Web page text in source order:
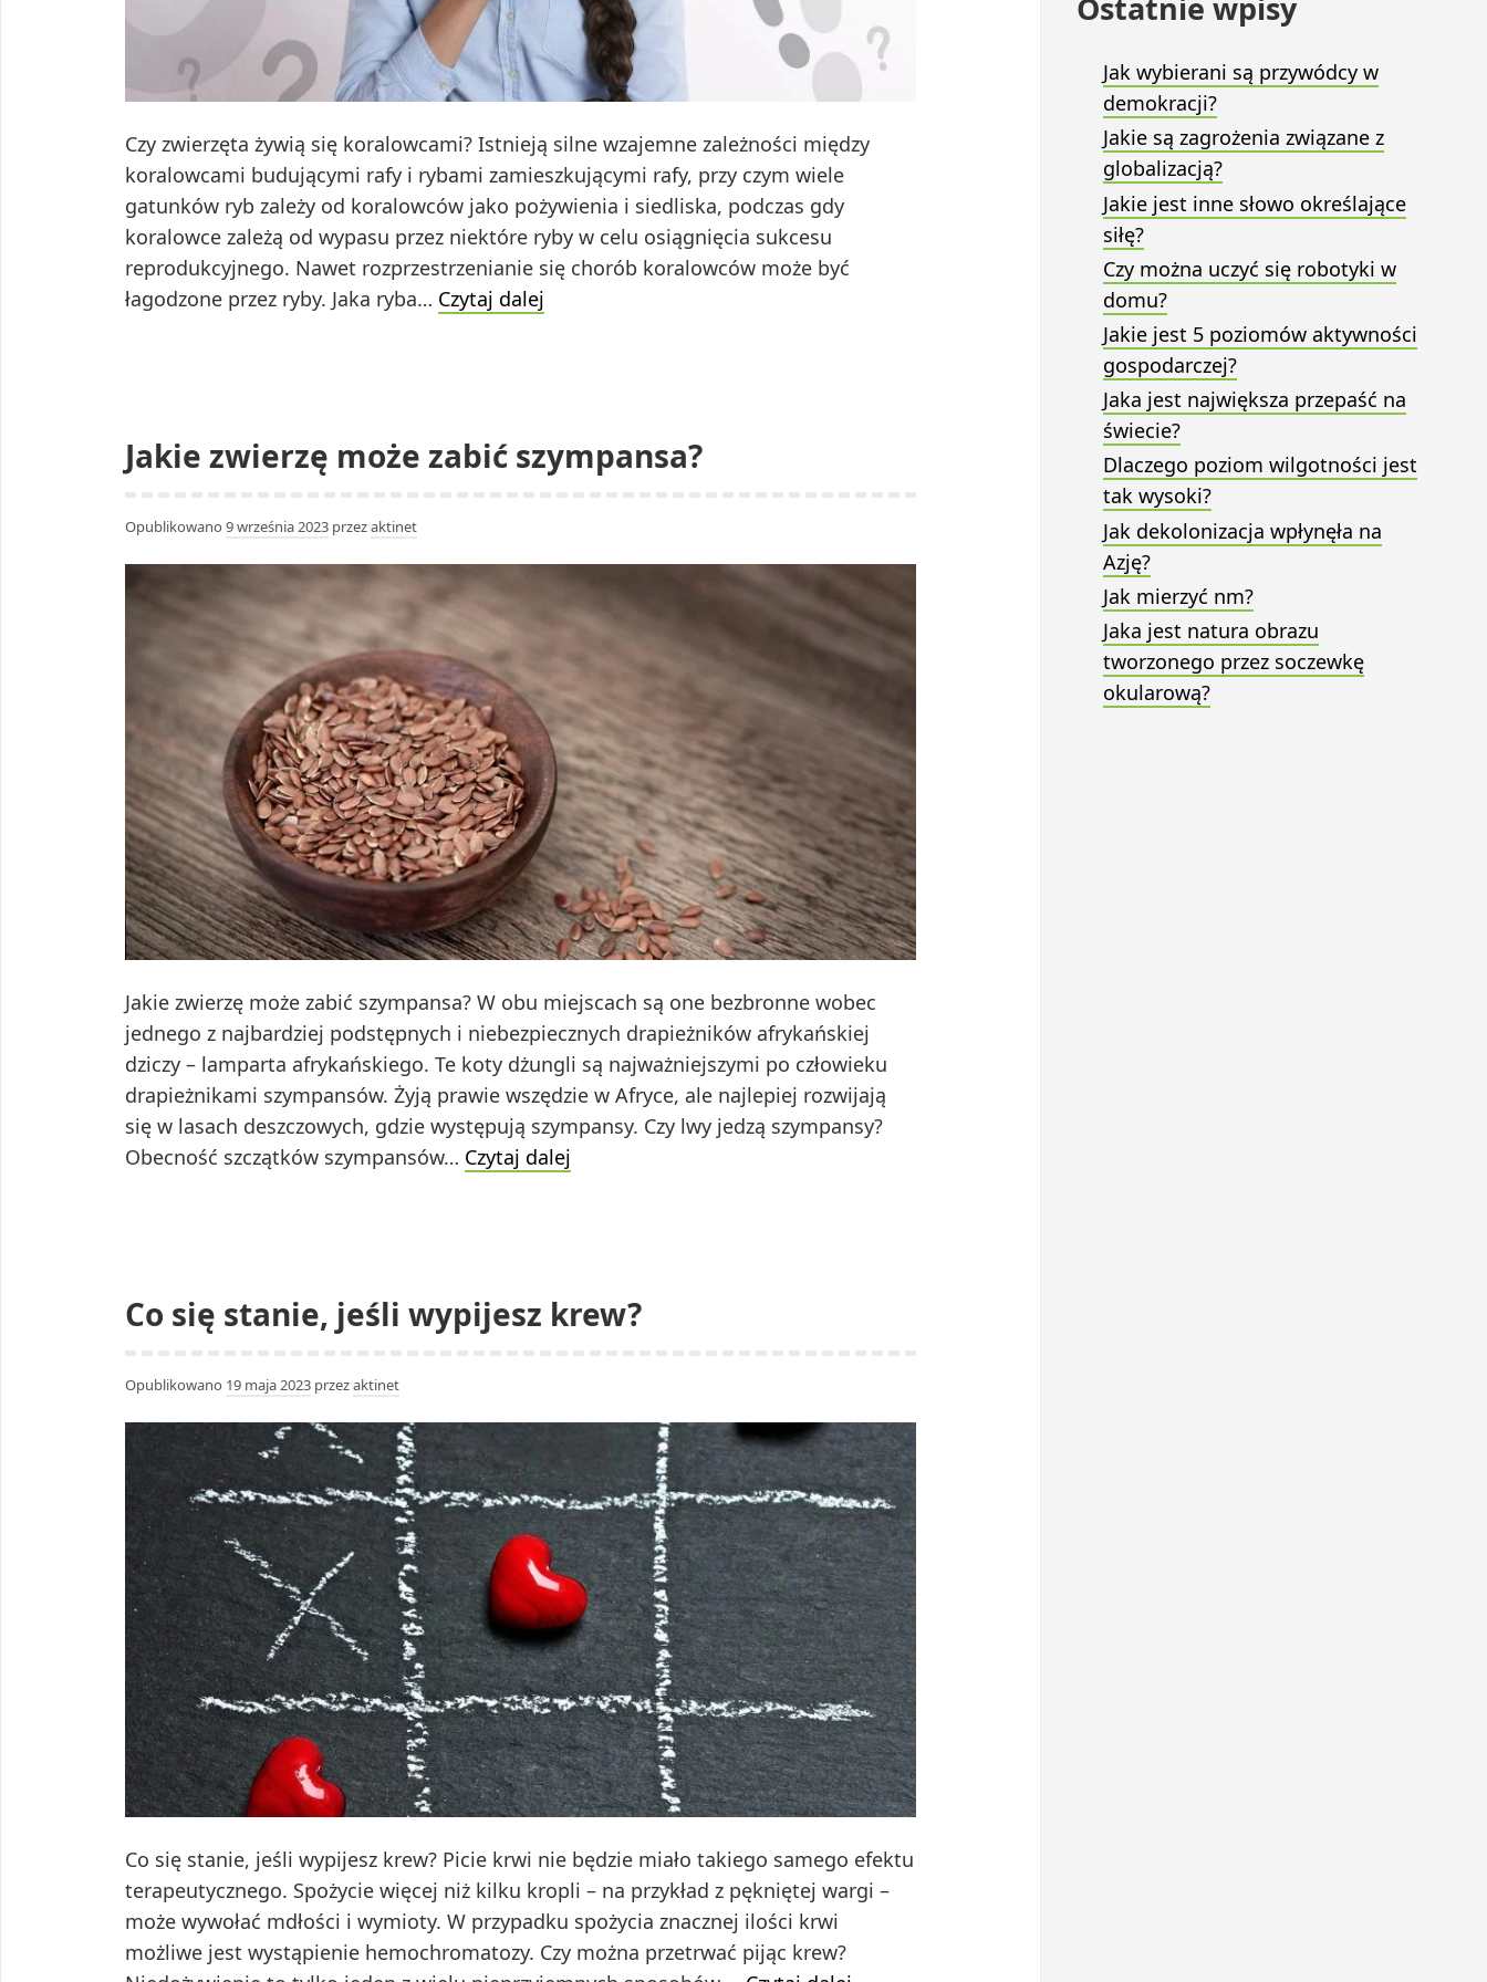
Czy zwierzęta żywią się koralowcami? Istnieją silne wzajemne zależności między
koralowcami budującymi rafy i rybami zamieszkującymi rafy, przy czym wiele
gatunków ryb zależy od koralowców jako pożywienia i siedliska, podczas gdy
koralowce zależą od wypasu przez niektóre ryby w celu osiągnięcia sukcesu
reprodukcyjnego. Nawet rozprzestrzenianie się chorób koralowców może być
łagodzone przez ryby. Jaka ryba… Czytaj dalej
Jakie zwierzę może zabić szympansa?
Opublikowano 9 września 2023 przezaktinet
Jakie zwierzę może zabić szympansa? W obu miejscach są one bezbronne wobec
jednego z najbardziej podstępnych i niebezpiecznych drapieżników afrykańskiej
dziczy – lamparta afrykańskiego. Te koty dżungli są najważniejszymi po człowieku
drapieżnikami szympansów. Żyją prawie wszędzie w Afryce, ale najlepiej rozwijają
się w lasach deszczowych, gdzie występują szympansy. Czy lwy jedzą szympansy?
Obecność szczątków szympansów… Czytaj dalej
Co się stanie, jeśli wypijesz krew?
Opublikowano 19 maja 2023 przezaktinet
Co się stanie, jeśli wypijesz krew? Picie krwi nie będzie miało takiego samego efektu
terapeutycznego. Spożycie więcej niż kilku kropli – na przykład z pękniętej wargi –
może wywołać mdłości i wymioty. W przypadku spożycia znacznej ilości krwi
możliwe jest wystąpienie hemochromatozy. Czy można przetrwać pijąc krew?
Jak wybierani są przywódcy w
demokracji?
Jakie są zagrożenia związane z
globalizacją?
Jakie jest inne słowo określające
siłę?
Czy można uczyć się robotyki w
domu?
Jakie jest 5 poziomów aktywności
gospodarczej?
Jaka jest największa przepaść na
świecie?
Dlaczego poziom wilgotności jest
tak wysoki?
Jak dekolonizacja wpłynęła na
Azję?
Jak mierzyć nm?
Jaka jest natura obrazu
tworzonego przez soczewkę
okularową?